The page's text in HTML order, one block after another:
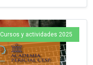
Cursos y actividades 2025